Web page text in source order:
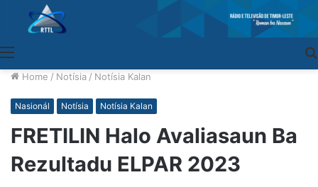
Home / Notísia / Notísia Kalan
Nasionál Notísia Notísia Kalan
FRETILIN Halo Avaliasaun Ba
Rezultadu ELPAR 2023